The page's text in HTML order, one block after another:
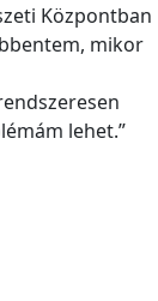
Központban
mikor
lehet.”